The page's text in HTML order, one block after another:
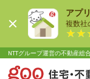
アプ
複数社
NTTグループ運営の不動産総